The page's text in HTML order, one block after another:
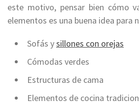
este motivo, pensar bien cómo
elementos es una buena idea para
Sofás ysillones con orejas
Cómodas verdes
Estructuras de cama
Elementos de cocina